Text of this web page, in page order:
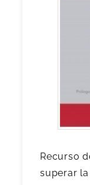
Recurso
superar